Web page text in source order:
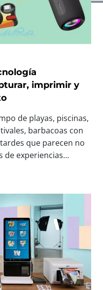
imprimir y
de playas, piscinas,
barbacoas con
que parecen no
de experiencias…